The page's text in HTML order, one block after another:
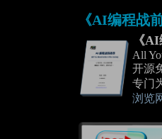
《AI编程战
《
All
开源
专门
浏览